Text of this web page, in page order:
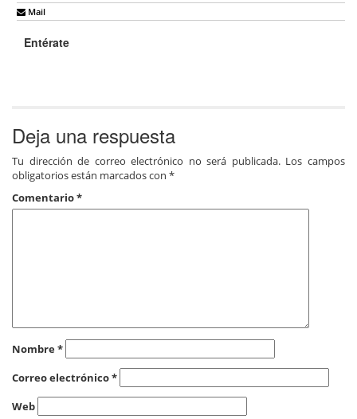
Mail
Entérate
Deja una respuesta
Tu dirección de correo electrónico no será publicada. Los campos
obligatorios están marcados con *
Comentario*
Nombre*
Correo electrónico*
Web